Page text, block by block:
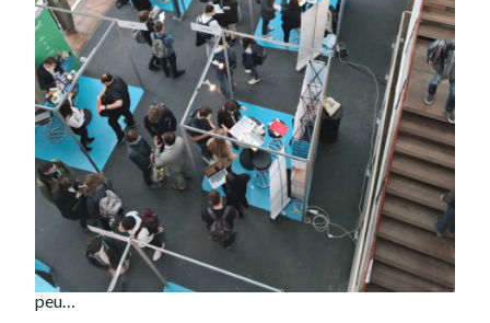
14 Oct , 2021
Forum Ingénib de l’ENSEIRB-
MATMECA 2021
Novelis à la rencontre des futurs ingénieurs du monde
numérique Le jeudi 14 octobre 2021 aura lieu le forum
Ingénib ENSEIRB-MATMECA : Ecole Nationale
Supérieure d’Electronique, Informatique,
Télécommunications, Mathématique et Mécanique de
Bordeaux. Il se tiendra cette année dans un format un
peu…